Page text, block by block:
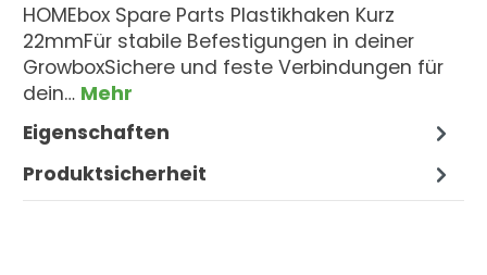
HOMEbox Spare Parts Plastikhaken Kurz
22mmFür stabile Befestigungen in deiner
GrowboxSichere und feste Verbindungen für
dein… Mehr
Eigenschaften
Produktsicherheit